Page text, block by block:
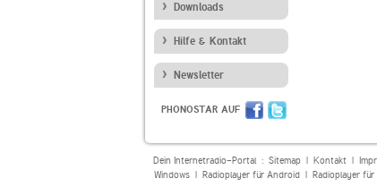
Downloads
Hilfe & Kontakt
Newsletter
PHONOSTAR AUF
Dein Internetradio-Portal : Sitemap| Kontakt|
Windows| Radioplayer für Android| Radioplayer